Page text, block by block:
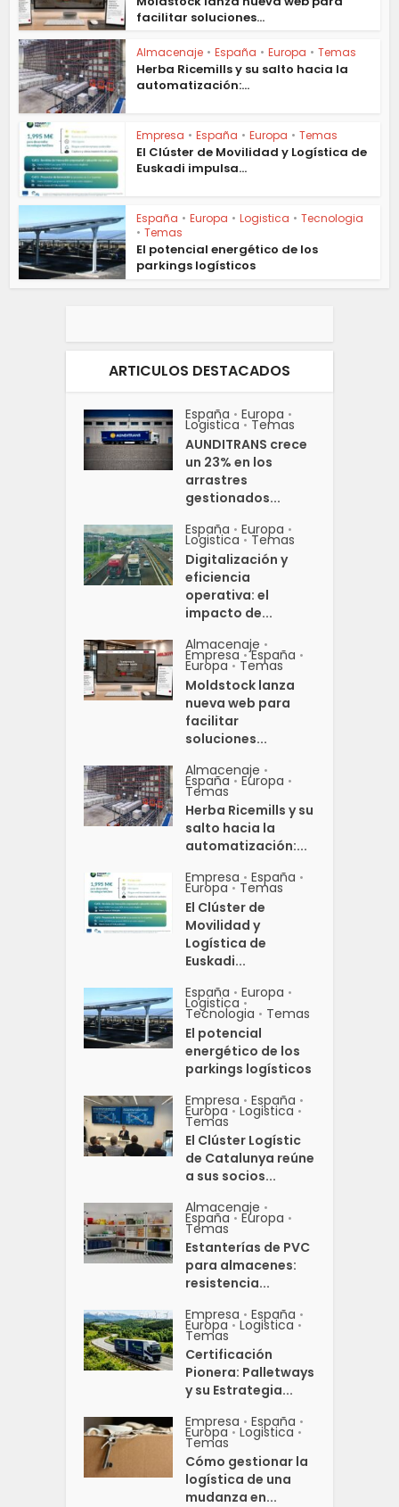
facilitar soluciones...
Almacenaje • España • Europa • Temas
Herba Ricemills y su salto hacia la
automatización:...
Empresa • España • Europa • Temas
El Clúster de Movilidad y Logística de
Euskadi impulsa...
España • Europa • Logistica • Tecnologia
• Temas
El potencial energético de los
parkings logísticos
ARTICULOS DESTACADOS
España • Europa •
Logistica • Temas
AUNDITRANS crece
un 23% en los
arrastres
gestionados...
España • Europa •
Logistica • Temas
Digitalización y
eficiencia
operativa: el
impacto de...
Almacenaje •
Empresa • España •
Europa • Temas
Moldstock lanza
nueva web para
facilitar
soluciones...
Almacenaje •
España • Europa •
Temas
Herba Ricemills y su
salto hacia la
automatización:...
Empresa • España •
Europa • Temas
El Clúster de
Movilidad y
Logística de
Euskadi...
España • Europa •
Logistica •
Tecnologia • Temas
El potencial
energético de los
parkings logísticos
Empresa • España •
Europa • Logistica •
Temas
El Clúster Logístic
de Catalunya reúne
a sus socios...
Almacenaje •
España • Europa •
Temas
Estanterías de PVC
para almacenes:
resistencia...
Empresa • España •
Europa • Logistica •
Temas
Certificación
Pionera: Palletways
y su Estrategia...
Empresa • España •
Europa • Logistica •
Temas
Cómo gestionar la
logística de una
mudanza en...